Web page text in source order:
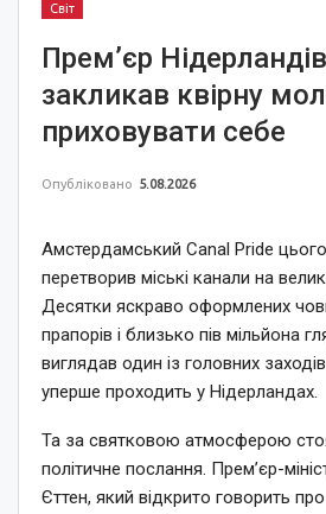
Світ
Прем’єр
закликав квірну
приховувати себе
Опубліковано 5.08.2026
Амстердамський Canal Pride
перетворив міські канали на
Десятки яскраво оформлених
прапорів і близько пів мільйона
виглядав один із головних
уперше проходить у Нідерландах.
Та за святковою атмосферою
політичне послання. Прем’єр-
Єттен, який відкрито говорить